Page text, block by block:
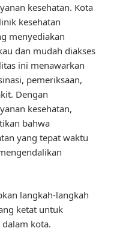
kesehatan. Kota
kesehatan
menyediakan
dan mudah diakses
ini menawarkan
pemeriksaan,
Dengan
kesehatan,
bahwa
yang tepat waktu
langkah-langkah
ketat untuk
kota.